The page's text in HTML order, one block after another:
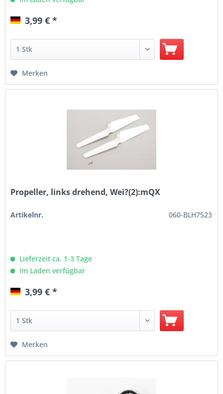
3,99 € *
Merken
Propeller, links drehend, Wei?(2):mQX
Artikelnr. 060-BLH7523
Lieferzeit ca. 1-3 Tage
Im Laden verfügbar
3,99 € *
Merken